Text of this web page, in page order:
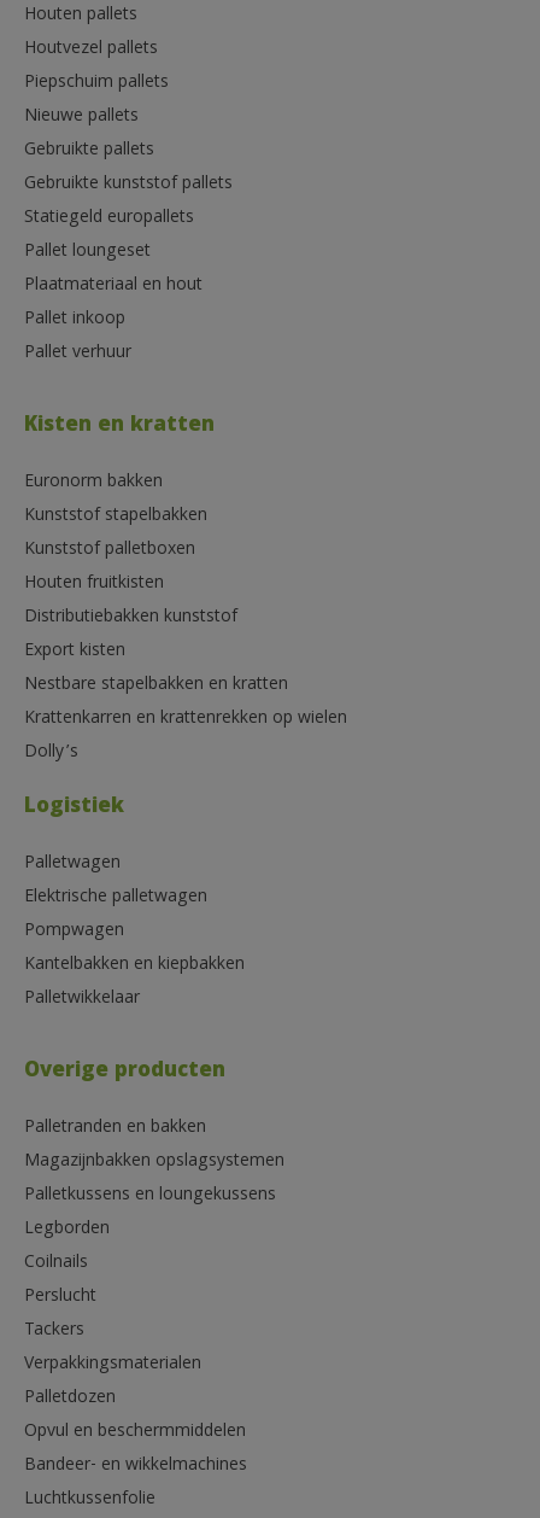
Houten pallets
Houtvezel pallets
Piepschuim pallets
Nieuwe pallets
Gebruikte pallets
Gebruikte kunststof pallets
Statiegeld europallets
Pallet loungeset
Plaatmateriaal en hout
Pallet inkoop
Pallet verhuur
Kisten en kratten
Euronorm bakken
Kunststof stapelbakken
Kunststof palletboxen
Houten fruitkisten
Distributiebakken kunststof
Export kisten
Nestbare stapelbakken en kratten
Krattenkarren en krattenrekken op wielen
Dolly’s
Logistiek
Palletwagen
Elektrische palletwagen
Pompwagen
Kantelbakken en kiepbakken
Palletwikkelaar
Overige producten
Palletranden en bakken
Magazijnbakken opslagsystemen
Palletkussens en loungekussens
Legborden
Coilnails
Perslucht
Tackers
Verpakkingsmaterialen
Palletdozen
Opvul en beschermmiddelen
Bandeer- en wikkelmachines
Luchtkussenfolie